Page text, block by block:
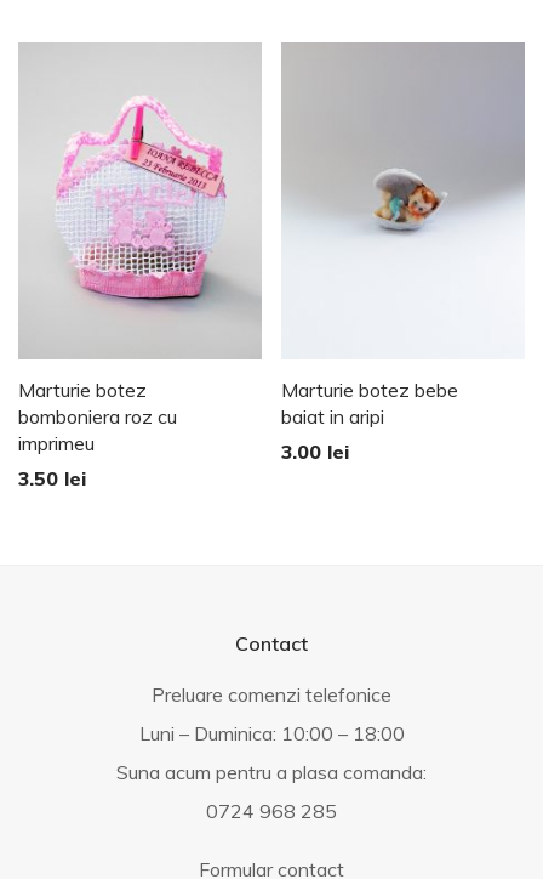
Marturie botez
bomboniera roz cu
imprimeu
3.50 lei
Marturie botez bebe
baiat in aripi
3.00 lei
Contact
Preluare comenzi telefonice
Luni – Duminica: 10:00 – 18:00
Suna acum pentru a plasa comanda:
0724 968 285
Formular contact